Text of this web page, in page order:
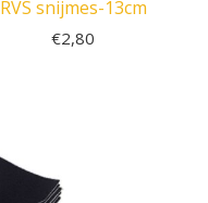
RVS snijmes-13cm
€2,80